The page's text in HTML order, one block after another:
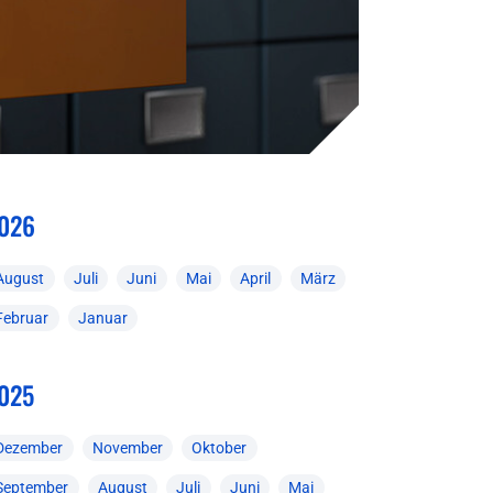
Juli Juni Mai April März
Januar
November Oktober
August Juli Juni Mai